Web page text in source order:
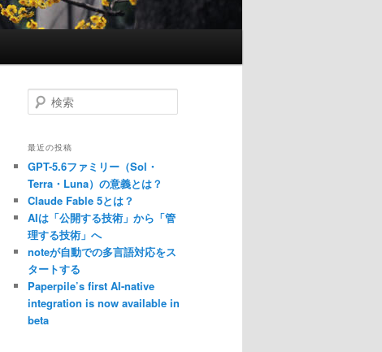
検
索
最近の投稿
GPT-5.6ファミリー（Sol・
Terra・Luna）の意義とは？
Claude Fable 5とは？
AIは「公開する技術」から「管
理する技術」へ
noteが自動での多言語対応をス
タートする
Paperpile’s first AI-native
integration is now available in
beta